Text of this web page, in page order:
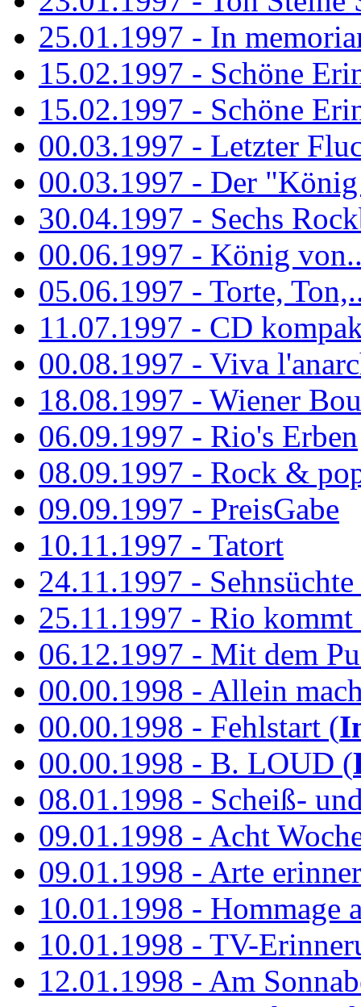
25.01.1997 - In
15.02.1997 - Schöne
15.02.1997 - Schöne
00.03.1997 - Letzter
00.03.1997 - Der
30.04.1997 - Sechs
00.06.1997 - König
05.06.1997 - Torte,
11.07.1997 - CD
00.08.1997 - Viva
18.08.1997 - Wiener
06.09.1997 - Rio's Erben
08.09.1997 - Rock &
09.09.1997 - PreisGabe
10.11.1997 - Tatort
24.11.1997 -
25.11.1997 - Rio kommt
06.12.1997 - Mit dem
00.00.1998 - Allein
00.00.1998 - Fehlstart (
00.00.1998 - B. LOUD (
08.01.1998 - Scheiß-
09.01.1998 - Acht
09.01.1998 - Arte
10.01.1998 - Hommage
10.01.1998 - TV-
12.01.1998 - Am